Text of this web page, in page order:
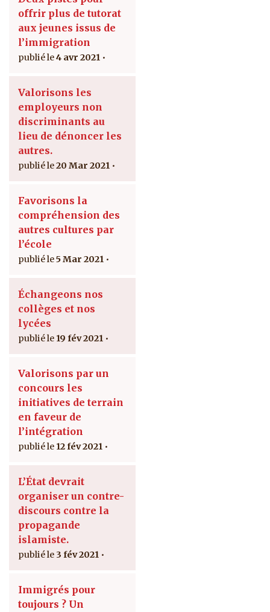
offrir plus de tutorat
aux jeunes issus de
l’immigration
4 avr 2021
Valorisons les
employeurs non
discriminants au
lieu de dénoncer les
autres.
20 Mar 2021
Favorisons la
compréhension des
autres cultures par
l’école
5 Mar 2021
Échangeons nos
collèges et nos
lycées
19 fév 2021
Valorisons par un
concours les
initiatives de terrain
en faveur de
l’intégration
12 fév 2021
L’État devrait
organiser un contre-
discours contre la
propagande
islamiste.
3 fév 2021
Immigrés pour
toujours ? Un